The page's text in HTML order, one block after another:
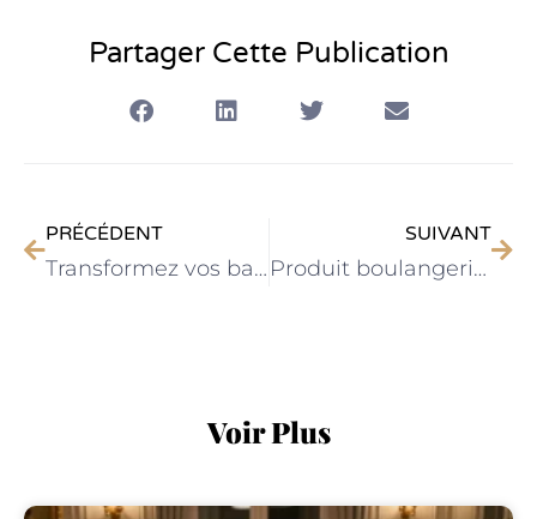
Partager Cette Publication
PRÉCÉDENT
Transformez vos bananes mûres en glace crémeuse sans sorbetière
SUIVANT
Produit boulangerie : des solutions pro pour l’hôtellerie et la restauration
Voir Plus